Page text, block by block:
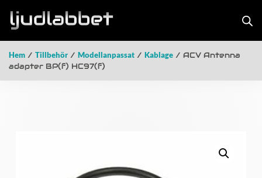
Hem / Tillbehör/ Modellanpassat / Kablage / ACV Antenna
adapter BP(f) HC97(f)